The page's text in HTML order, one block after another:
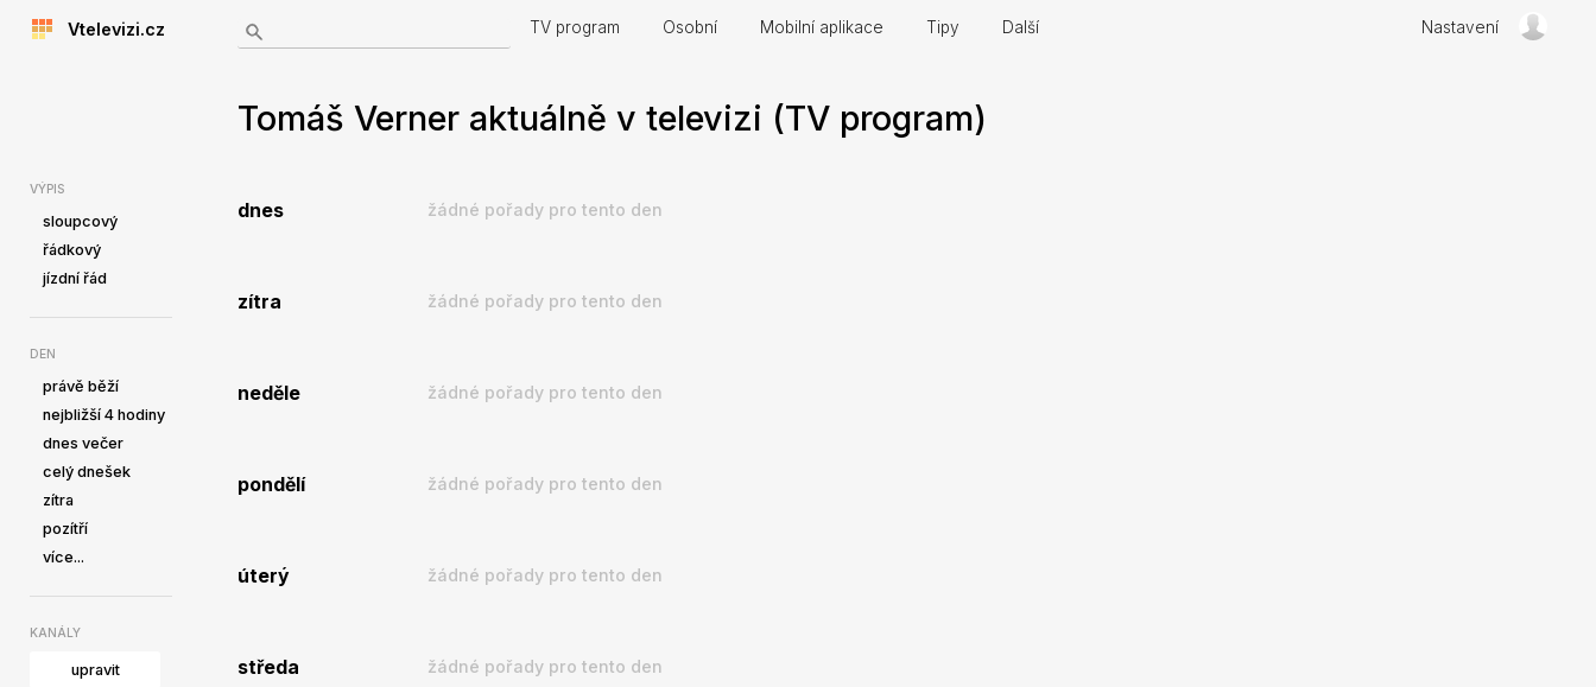
Vtelevizi.cz TV program Osobní Mobilní aplikace Tipy Další Nastavení
VÝPIS
sloupcový
řádkový
jízdní řád
DEN
právě běží
nejbližší 4 hodiny
dnes večer
celý dnešek
zítra
pozítří
více...
KANÁLY
upravit
Tomáš Verner aktuálně v televizi (TV program)
dnes žádné pořady pro tento den
zítra žádné pořady pro tento den
neděle žádné pořady pro tento den
pondělí žádné pořady pro tento den
úterý žádné pořady pro tento den
středa žádné pořady pro tento den